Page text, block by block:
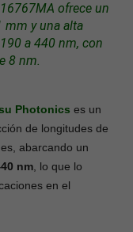
ofrece un
mm y una alta
a 440 nm, con
8 nm.
Photonics es un
de longitudes de
abarcando un
nm, lo que lo
en el